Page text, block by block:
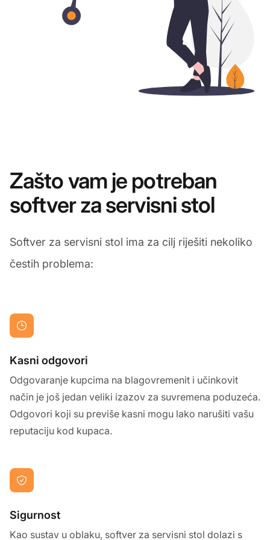
Zašto vam je potreban
softver za servisni stol
Softver za servisni stol ima za cilj riješiti nekoliko
čestih problema:
Kasni odgovori
Odgovaranje kupcima na blagovremenit i učinkovit
način je još jedan veliki izazov za suvremena poduzeća.
Odgovori koji su previše kasni mogu lako narušiti vašu
reputaciju kod kupaca.
Sigurnost
Kao sustav u oblaku, softver za servisni stol dolazi s